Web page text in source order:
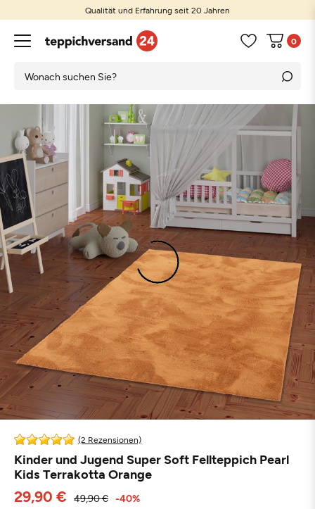
Qualität und Erfahrung seit 20 Jahren
0
(2 Rezensionen)
Kinder und Jugend Super Soft Fellteppich Pearl
Kids Terrakotta Orange
29,90 € 49,90 € -40%